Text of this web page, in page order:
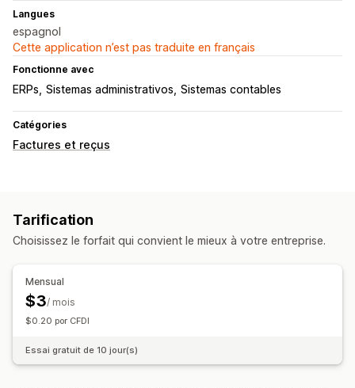
Langues
espagnol
Cette application n’est pas traduite en français
Fonctionne avec
ERPs Sistemas administrativos Sistemas contables
Catégories
Factures et reçus
Tarification
Choisissez le forfait qui convient le mieux à votre entreprise.
Mensual
$3/ mois
$0.20 por CFDI
Essai gratuit de 10 jour(s)